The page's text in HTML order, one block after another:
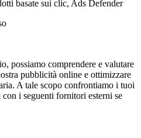
basate sui clic, Ads Defender
possiamo comprendere e valutare
pubblicità online e ottimizzare
A tale scopo confrontiamo i tuoi
i seguenti fornitori esterni se